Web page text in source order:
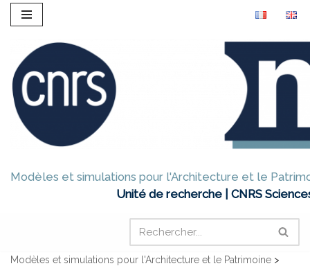
contenu
Modèles et simulations pour l'Architecture et le
Unité de recherche | CNRS
Modèles et simulations pour l'Architecture et le Patrimoine >